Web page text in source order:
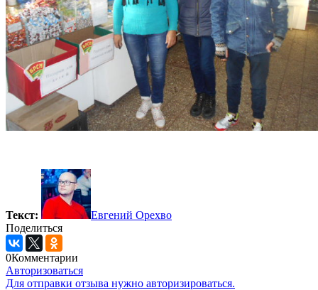
Текст:
Евгений Орехво
Поделиться
0Комментарии
Авторизоваться
Для отправки отзыва нужно авторизироваться.